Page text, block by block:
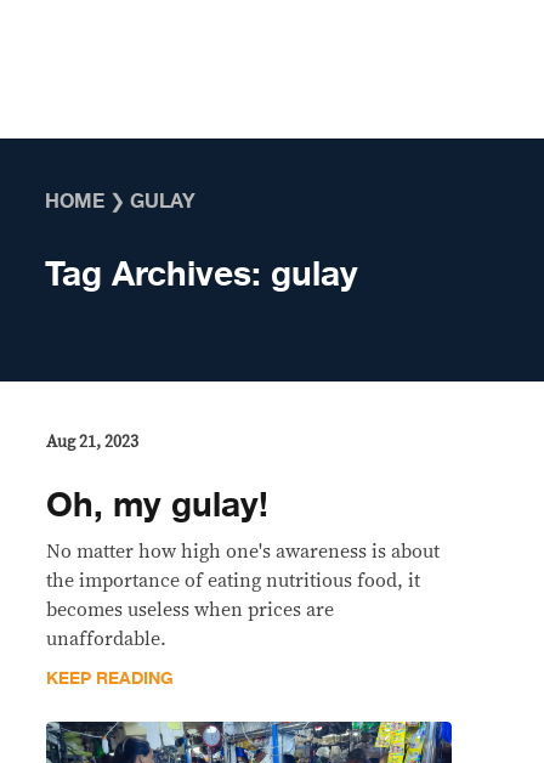
HOME ❯GULAY
Tag Archives: gulay
Aug 21, 2023
Oh, my gulay!
No matter how high one's awareness is about
the importance of eating nutritious food, it
becomes useless when prices are
unaffordable.
KEEP READING